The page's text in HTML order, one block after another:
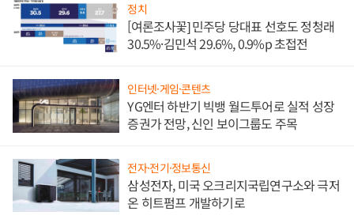
정치
[여론조사꽃] 민주당 당대표 선호도 정청래
30.5%·김민석 29.6%, 0.9%p 초접전
인터넷·게임·콘텐츠
YG엔터 하반기 빅뱅 월드투어로 실적 성장
증권가 전망, 신인 보이그룹도 주목
전자·전기·정보통신
삼성전자, 미국 오크리지국립연구소와 극저
온 히트펌프 개발하기로